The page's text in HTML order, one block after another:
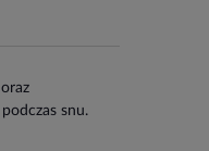
snu.